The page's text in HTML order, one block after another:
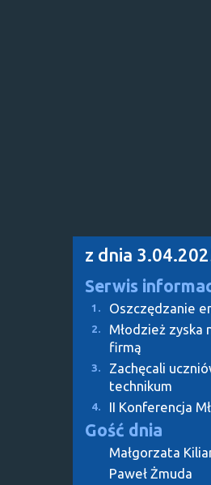
z dnia
Serwis
1. Oszczędzanie
2.
Młodzież zyska
firmą
3.
Zachęcali
technikum
4. II Konferencja
Gość dnia
Małgorzata
Paweł Żmuda